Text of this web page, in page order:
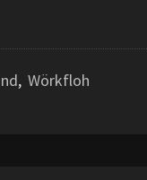
, Wörkfloh